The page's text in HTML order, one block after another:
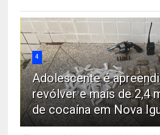
4
Adolescente é
revólver e mais de 2,4
de cocaína em Nova